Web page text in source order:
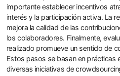
importante establecer incentivos
interés y la participación activa. La
mejora la calidad de las
los colaboradores. Finalmente,
realizado promueve un sentido de
Estos pasos se basan en prácticas
diversas iniciativas de